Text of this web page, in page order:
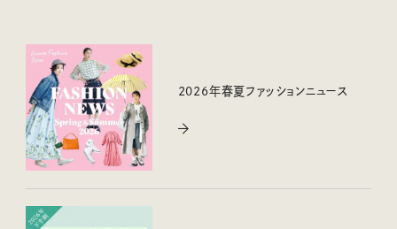
2026年春夏ファッションニュース